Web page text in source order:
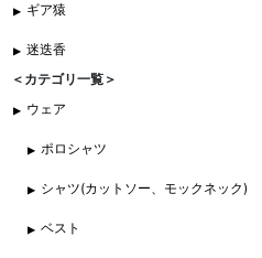
ギア猿
迷迭香
＜カテゴリ一覧＞
ウェア
ポロシャツ
シャツ(カットソー、モックネック)
ベスト